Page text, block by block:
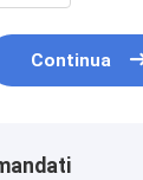
Continua